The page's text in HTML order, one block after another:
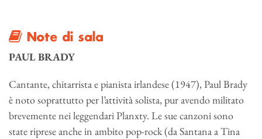
Note di sala
PAUL BRADY
Cantante, chitarrista e pianista irlandese (1947), Paul Brady
è noto soprattutto per l’attività solista, pur avendo militato
brevemente nei leggendari Planxty. Le sue canzoni sono
state riprese anche in ambito pop-rock (da Santana a Tina